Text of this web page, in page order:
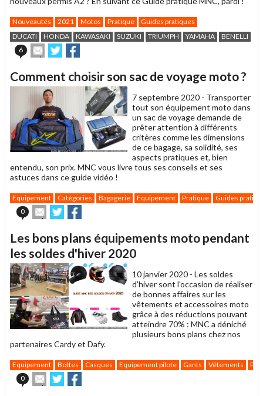
Nouveautés 2021 Motos Pratique
Guides pratiques
DUCATI
HONDA KAWASAKI SUZUKI TRIUMPH YAMAHA
BENELLI
6
Envoyer
cet
à
un
ami
Partager
sur sur
Comment choisir son sac de voyage moto ?
7 septembre 2020 - Transporter
tout son équipement moto dans
un sac de voyage demande de
prêter attention à différents
critères comme les dimensions
de ce bagage, sa solidité, ses
aspects pratiques et, bien
entendu, son prix. MNC vous livre tous ses conseils et ses
astuces dans ce guide vidéo !
Equipement Catégories Bagagerie Equipement Pratique
Guides
0
Envoyer
cet
à
un
ami
Partager
sur sur
Les bons plans équipements moto pendant
les soldes d'hiver 2020
10 janvier 2020 - Les soldes
d'hiver sont l'occasion de réaliser
de bonnes affaires sur les
vêtements et accessoires moto
grâce à des réductions pouvant
atteindre 70% : MNC a déniché
plusieurs bons plans chez nos
partenaires Cardy et Dafy.
Equipement Bottes Casques Equipement pilote Gants Vêtements
0
Envoyer
cet
Partager
sur sur